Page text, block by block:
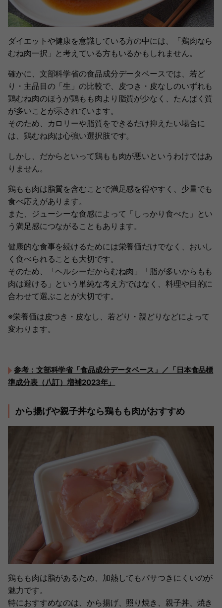
ダイエットや健康を意識している方の中には、「鶏肉なら
むね肉一択」と考えている方もいるかもしれません。
確かに、文部科学省の食品成分データベースでは、若ど
り・主品目の「生」の比較で、皮つき・皮なしのいずれも
鶏むね肉のほうが鶏もも肉より脂質が少なく、たんぱく質
が多いことが示されています。
そのため、カロリーや脂質をできるだけ抑えたい場合に
は、鶏むね肉は心強い選択肢です。
しかし、だからといって鶏もも肉が悪いというわけではあ
りません。
鶏もも肉は脂質を含むことで満足感を得やすく、少量でも
食べ応えがあります。
また、ジューシーな食感によって「しっかり食べた」とい
う満足感につながることもあります。
健康的な食事を続けるためには栄養価だけでなく、おいし
く食べられることも大切です。
そのため、「ヘルシーだからむね肉」「脂が多いからもも
肉は避ける」という単純な考え方ではなく、料理や目的に
合わせて選ぶことが大切です。
※栄養価は皮つき・皮なし、若どり・親どりなどによって
変わります。
参考：文部科学省「食品成分データベース」／「日本食品標
準成分表（八訂）増補2023年」
から揚げや親子丼なら鶏もも肉がおすすめ
鶏もも肉は脂があるため、加熱してもパサつきにくいのが
魅力です。
特におすすめなのは、から揚げ、照り焼き、親子丼、焼き